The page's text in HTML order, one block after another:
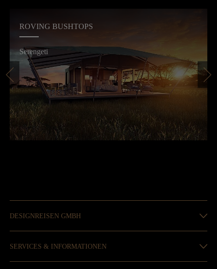
ROVING BUSHTOPS
Serengeti
DESIGNREISEN GMBH
SERVICES & INFORMATIONEN